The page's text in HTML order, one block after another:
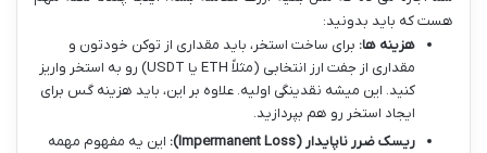
هست که باید بدونید:
هزینه ها: برای ساخت استخر، باید مقداری از توکن خودتون و
مقداری از جفت ارز انتخابی (مثلاً ETH یا USDT) رو به استخر واریز
کنید. این میشه نقدینگی اولیه. علاوه بر این، باید هزینه گس برای
ایجاد استخر رو هم بپردازید.
ریسک ضرر ناپایدار (Impermanent Loss):
این یه مفهوم مهمه